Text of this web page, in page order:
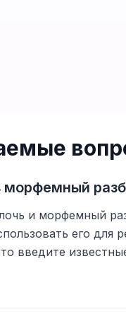
морфемный
и морфемный
его для
введите